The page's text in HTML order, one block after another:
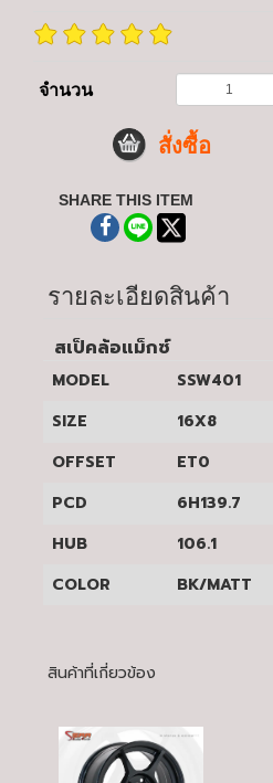
จำนวน
สั่งซื้อ
SHARE THIS ITEM
รายละเอียดสินค้า
สเป็คล้อแม็กซ์
MODEL
SIZE
16X8
OFFSET
ET0
PCD
6H139.7
HUB
106.1
COLOR
BK/MATT
สินค้าที่เกี่ยวข้อง